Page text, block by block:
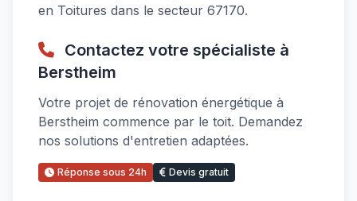
en Toitures dans le secteur 67170.
Contactez votre spécialiste à
Berstheim
Votre projet de rénovation énergétique à
Berstheim commence par le toit. Demandez
nos solutions d'entretien adaptées.
Réponse sous 24h Devis gratuit